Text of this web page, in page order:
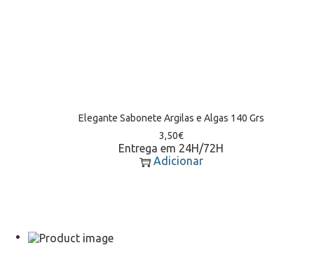
Elegante Sabonete Argilas e Algas 140 Grs
3,50€
Entrega em 24H/72H
Adicionar